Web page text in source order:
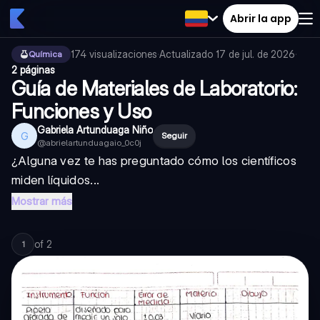
Abrir la app
Química 174 visualizaciones·Actualizado 17 de jul. de 2026·
2 páginas
Guía de Materiales de Laboratorio:
Funciones y Uso
G Gabriela Artunduaga Niño
@abrielartunduagaio_0c0j
Seguir
¿Alguna vez te has preguntado cómo los científicos
miden líquidos...
Mostrar más
1 of 2